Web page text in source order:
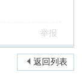
举报
返回列表